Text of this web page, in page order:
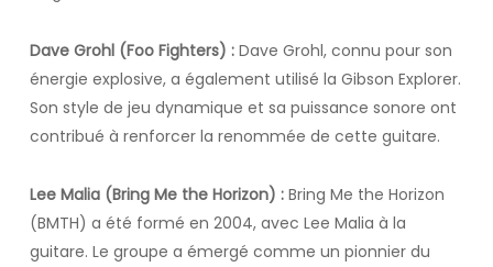
Dave Grohl (Foo Fighters) :Dave Grohl, connu pour son
énergie explosive, a également utilisé la Gibson Explorer.
Son style de jeu dynamique et sa puissance sonore ont
contribué à renforcer la renommée de cette guitare.
Lee Malia (Bring Me the Horizon) :Bring Me the Horizon
(BMTH) a été formé en 2004, avec Lee Malia à la
guitare. Le groupe a émergé comme un pionnier du